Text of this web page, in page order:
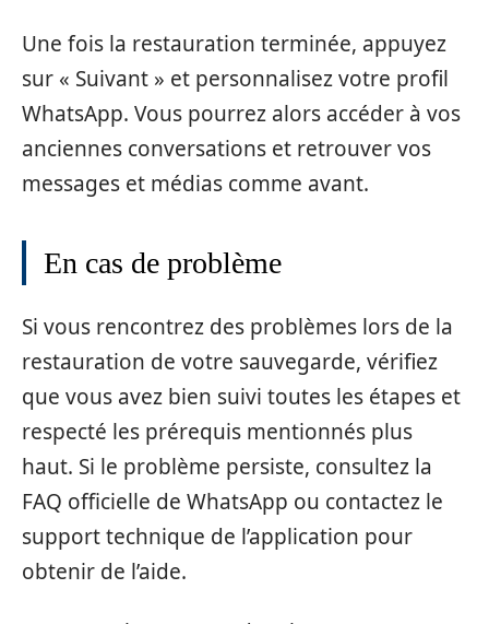
Une fois la restauration terminée, appuyez
sur « Suivant » et personnalisez votre profil
WhatsApp. Vous pourrez alors accéder à vos
anciennes conversations et retrouver vos
messages et médias comme avant.
En cas de problème
Si vous rencontrez des problèmes lors de la
restauration de votre sauvegarde, vérifiez
que vous avez bien suivi toutes les étapes et
respecté les prérequis mentionnés plus
haut. Si le problème persiste, consultez la
FAQ officielle de WhatsApp ou contactez le
support technique de l’application pour
obtenir de l’aide.